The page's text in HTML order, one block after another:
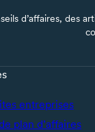
d’affaires, des
entreprises
plan d’affaires